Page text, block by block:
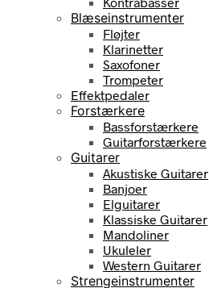
Blæseinstrumenter
Fløjter
Klarinetter
Saxofoner
Trompeter
Effektpedaler
Forstærkere
Bassforstærkere
Guitarforstærkere
Guitarer
Akustiske Guitarer
Banjoer
Elguitarer
Klassiske Guitarer
Mandoliner
Ukuleler
Western Guitarer
Strengeinstrumenter